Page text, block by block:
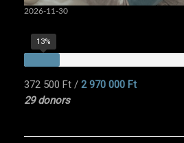
2026-11-30
13%
372 500 Ft / 2 970 000 Ft
29 donors